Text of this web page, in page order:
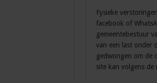
Fysieke
facebook of
gemeentebestuur
van een last onder
gedwongen om de
site kan volgens